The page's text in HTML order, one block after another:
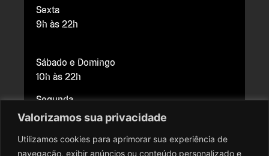
Valorizamos sua privacidade
Utilizamos cookies para aprimorar sua experiência de
navegação, exibir anúncios ou conteúdo personalizado e
Sexta
9h às 22h
Sábado e Domingo
10h às 22h
Segunda
Fechado para manutenção